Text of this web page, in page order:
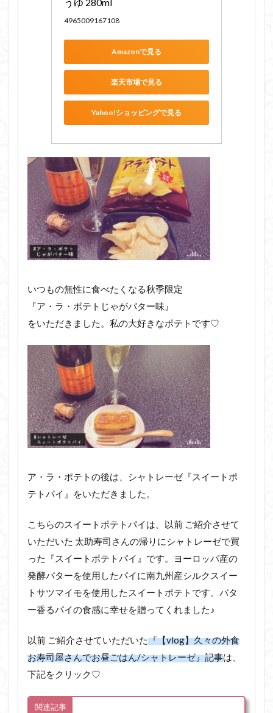
4965009167108
Amazonで見る
楽天市場で見る
Yahoo!ショッピングで見る
いつもの無性に食べたくなる秋季限定
『ア・ラ・ポテトじゃがバター味』
をいただきました。私の大好きなポテトです♡
ア・ラ・ポテトの後は、シャトレーゼ『スイートポ
テトパイ』をいただきました。
こちらのスイートポテトパイは、以前 ご紹介させて
いただいた 太助寿司さんの帰りにシャトレーゼで買
った『スイートポテトパイ』です。ヨーロッパ産の
発酵バターを使用したパイに南九州産シルクスイー
トサツマイモを使用したスイートポテトです。バタ
ー香るパイの食感に幸せを贈ってくれました♪
以前 ご紹介させていただいた『【vlog】久々の外食
お寿司屋さんでお昼ごはん/シャトレーゼ』記事は、
下記をクリック♡
関連記事